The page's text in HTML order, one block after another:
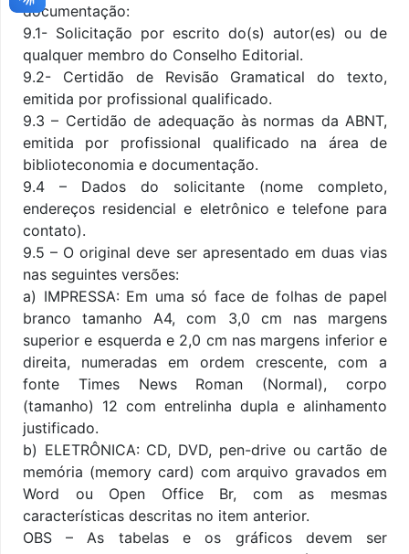
documentação:
9.1- Solicitação por escrito do(s) autor(es) ou de
qualquer membro do Conselho Editorial.
9.2- Certidão de Revisão Gramatical do texto,
emitida por profissional qualificado.
9.3 – Certidão de adequação às normas da ABNT,
emitida por profissional qualificado na área de
biblioteconomia e documentação.
9.4 – Dados do solicitante (nome completo,
endereços residencial e eletrônico e telefone para
contato).
9.5 – O original deve ser apresentado em duas vias
nas seguintes versões:
a) IMPRESSA: Em uma só face de folhas de papel
branco tamanho A4, com 3,0 cm nas margens
superior e esquerda e 2,0 cm nas margens inferior e
direita, numeradas em ordem crescente, com a
fonte Times News Roman (Normal), corpo
(tamanho) 12 com entrelinha dupla e alinhamento
justificado.
b) ELETRÔNICA: CD, DVD, pen-drive ou cartão de
memória (memory card) com arquivo gravados em
Word ou Open Office Br, com as mesmas
características descritas no item anterior.
OBS – As tabelas e os gráficos devem ser